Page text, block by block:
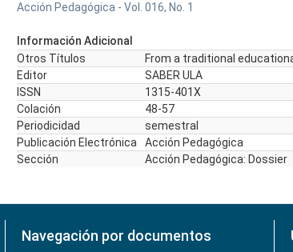
Acción Pedagógica - Vol. 016, No. 1
Información Adicional
Otros Títulos
From a traditional
Editor
SABER ULA
ISSN
1315-401X
Colación
48-57
Periodicidad
semestral
Publicación Electrónica
Acción Pedagógica
Sección
Acción Pedagógica: Dossier
Navegación por documentos